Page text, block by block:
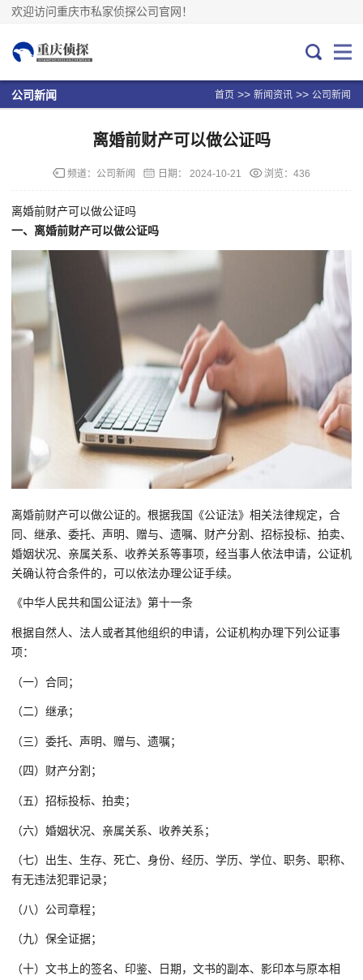
欢迎访问重庆市私家侦探公司官网！
首页 >> 新闻资讯 >> 公司新闻
公司新闻
离婚前财产可以做公证吗
频道： 公司新闻 日期： 2024-10-21 浏览：436
离婚前财产可以做公证吗
一、离婚前财产可以做公证吗
离婚前财产可以做公证的。根据我国《公证法》相关法律规定，合
同、继承、委托、声明、赠与、遗嘱、财产分割、招标投标、拍卖、
婚姻状况、亲属关系、收养关系等事项，经当事人依法申请，公证机
关确认符合条件的，可以依法办理公证手续。
《中华人民共和国公证法》第十一条
根据自然人、法人或者其他组织的申请，公证机构办理下列公证事
项：
（一）合同；
（二）继承；
（三）委托、声明、赠与、遗嘱；
（四）财产分割；
（五）招标投标、拍卖；
（六）婚姻状况、亲属关系、收养关系；
（七）出生、生存、死亡、身份、经历、学历、学位、职务、职称、
有无违法犯罪记录；
（八）公司章程；
（九）保全证据；
（十）文书上的签名、印鉴、日期，文书的副本、影印本与原本相